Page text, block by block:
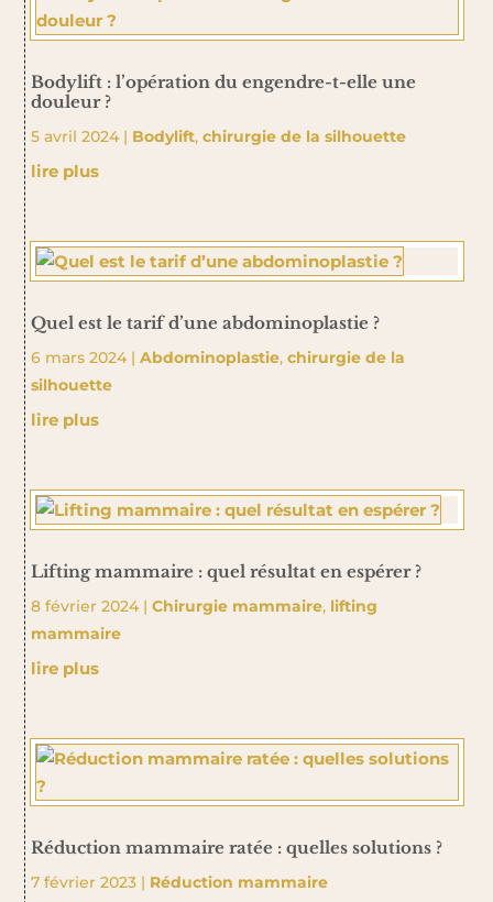
Bodylift : l’opération du engendre-t-elle une
douleur ?
5 avril 2024| Bodylift, chirurgie de la silhouette
lire plus
Quel est le tarif d’une abdominoplastie ?
6 mars 2024| Abdominoplastie, chirurgie de la
silhouette
lire plus
Lifting mammaire : quel résultat en espérer ?
8 février 2024| Chirurgie mammaire, lifting
mammaire
lire plus
Réduction mammaire ratée : quelles solutions ?
7 février 2023| Réduction mammaire